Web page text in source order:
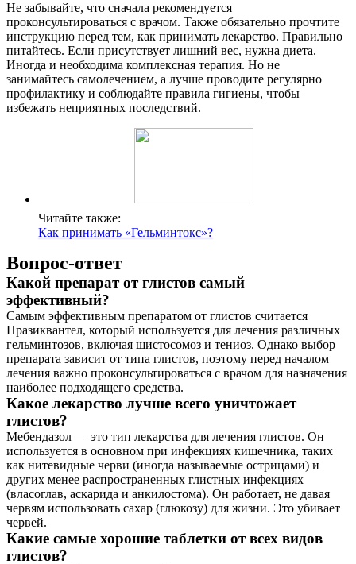
Не забывайте, что сначала рекомендуется
проконсультироваться с врачом. Также обязательно прочтите
инструкцию перед тем, как принимать лекарство. Правильно
питайтесь. Если присутствует лишний вес, нужна диета.
Иногда и необходима комплексная терапия. Но не
занимайтесь самолечением, а лучше проводите регулярно
профилактику и соблюдайте правила гигиены, чтобы
избежать неприятных последствий.
Читайте также:
Как принимать «Гельминтокс»?
Вопрос-ответ
Какой препарат от глистов самый
эффективный?
Самым эффективным препаратом от глистов считается
Празиквантел, который используется для лечения различных
гельминтозов, включая шистосомоз и тениоз. Однако выбор
препарата зависит от типа глистов, поэтому перед началом
лечения важно проконсультироваться с врачом для назначения
наиболее подходящего средства.
Какое лекарство лучше всего уничтожает
глистов?
Мебендазол — это тип лекарства для лечения глистов. Он
используется в основном при инфекциях кишечника, таких
как нитевидные черви (иногда называемые острицами) и
других менее распространенных глистных инфекциях
(власоглав, аскарида и анкилостома). Он работает, не давая
червям использовать сахар (глюкозу) для жизни. Это убивает
червей.
Какие самые хорошие таблетки от всех видов
глистов?